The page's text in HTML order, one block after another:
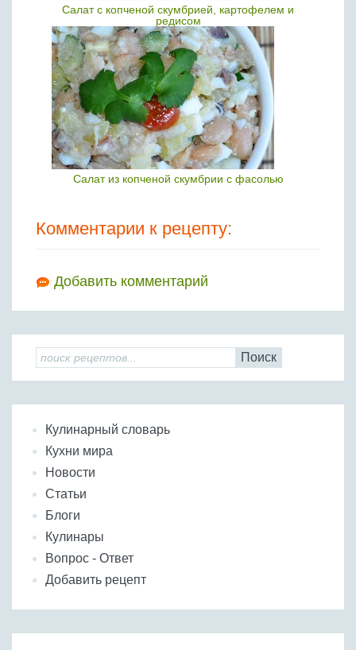
Салат с копченой скумбрией, картофелем и
редисом
Салат из копченой скумбрии с фасолью
Комментарии к рецепту:
Добавить комментарий
Поиск
Кулинарный словарь
Кухни мира
Новости
Статьи
Блоги
Кулинары
Вопрос - Ответ
Добавить рецепт